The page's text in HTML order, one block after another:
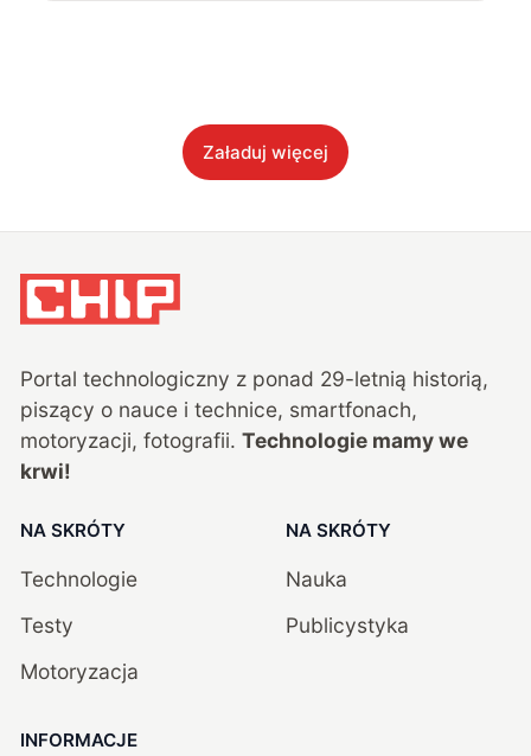
Załaduj więcej
Portal technologiczny z ponad 29-letnią historią,
piszący o nauce i technice, smartfonach,
motoryzacji, fotografii. Technologie mamy we
krwi!
NA SKRÓTY
Technologie
Testy
Motoryzacja
NA SKRÓTY
Nauka
Publicystyka
INFORMACJE